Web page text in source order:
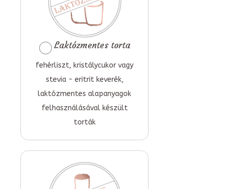
Laktózmentes torta
fehérliszt, kristálycukor vagy
stevia - eritrit keverék,
laktózmentes alapanyagok
felhasználásával készült
torták